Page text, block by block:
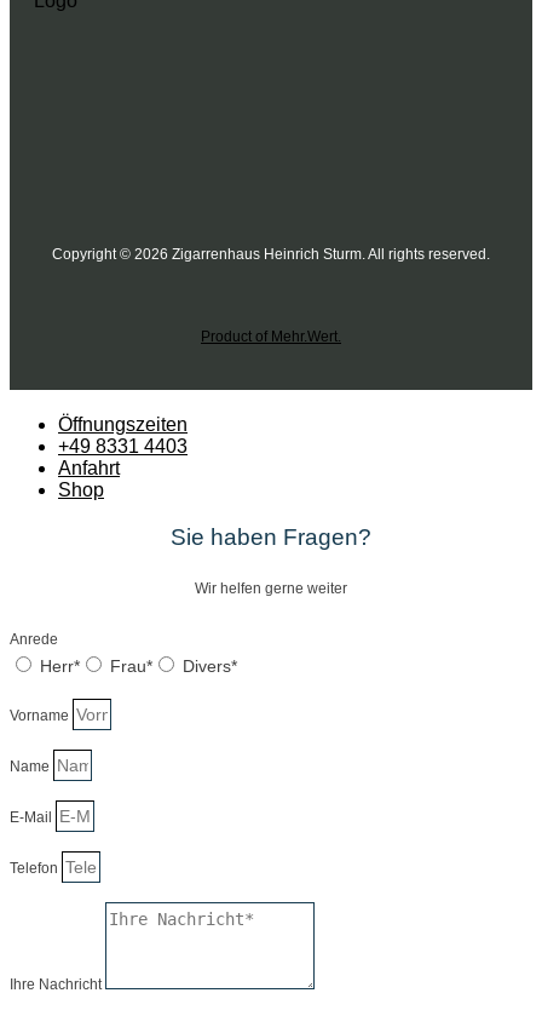
Copyright © 2026 Zigarrenhaus Heinrich Sturm. All rights reserved.
Product of Mehr.Wert.
Öffnungszeiten
+49 8331 4403
Anfahrt
Shop
Sie haben Fragen?
Wir helfen gerne weiter
Anrede
Herr* Frau* Divers*
Vorname
Name
E-Mail
Telefon
Ihre Nachricht